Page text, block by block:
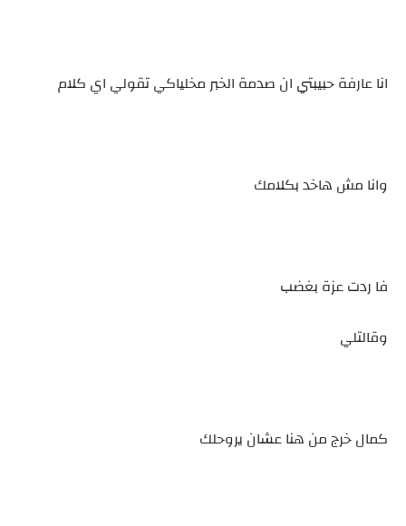
انا عارفة حبيبتي ان صدمة الخبر مخلياكي تقولي اي كلام
وانا مش هاخد بكلامك
فا ردت عزة بغضب
وقالتلي
كمال خرج من هنا عشان يروحلك